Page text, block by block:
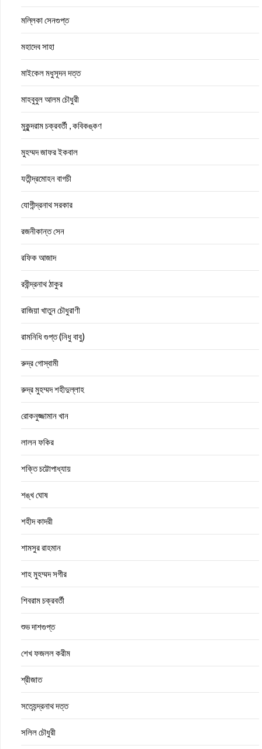
মল্লিকা সেনগুপ্ত
মহাদেব সাহা
মাইকেল মধুসূদন দত্ত
মাহবুবুল আলম চৌধুরী
মুকুন্দরাম চক্রবর্তী , কবিকঙ্কণ
মুহম্মদ জাফর ইকবাল
যতীন্দ্রমোহন বাগচী
যোগীন্দ্রনাথ সরকার
রজনীকান্ত সেন
রফিক আজাদ
রবীন্দ্রনাথ ঠাকুর
রাজিয়া খাতুন চৌধুরাণী
রামনিধি গুপ্ত (নিধু বাবু)
রুদ্র গোস্বামী
রুদ্র মুহম্মদ শহীদুল্লাহ
রোকনুজ্জামান খান
লালন ফকির
শক্তি চট্টোপাধ্যায়
শঙ্খ ঘোষ
শহীদ কাদরী
শামসুর রাহমান
শাহ মুহম্মদ সগীর
শিবরাম চক্রবর্তী
শুভ দাশগুপ্ত
শেখ ফজলল করীম
শ্রীজাত
সত্যেন্দ্রনাথ দত্ত
সলিল চৌধুরী